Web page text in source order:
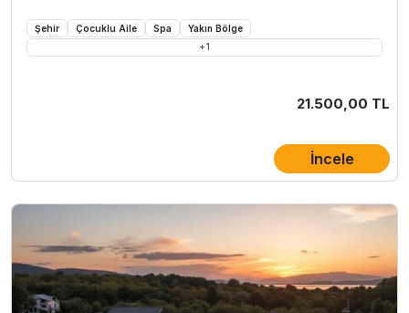
Şehir Çocuklu Aile Spa
Yakın Bölge
+1
21.500,00 TL
İncele